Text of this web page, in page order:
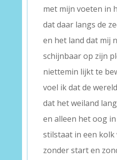
met mijn voeten in
dat daar langs de
en het land dat mij
schijnbaar op zijn
niettemin lijkt te
voel ik dat de
dat het weiland
en alleen het oog
stilstaat in een kolk
zonder start en